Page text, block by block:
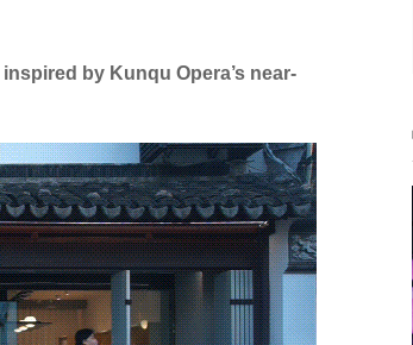
by Kunqu Opera’s near-